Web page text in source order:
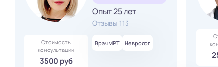
Опыт 25 лет
Отзывы 113
Стоимость
консультации
3500 руб
Врач МРТ Невролог